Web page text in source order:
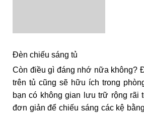
Đèn chiếu sáng tủ
Còn điều gì đáng nhớ nữa không?
trên tủ cũng sẽ hữu ích trong
bạn có không gian lưu trữ rộng rãi
đơn giản để chiếu sáng các kệ